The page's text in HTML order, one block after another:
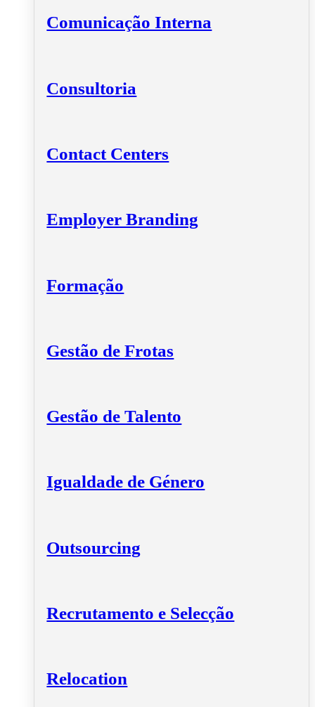
Comunicação Interna
Consultoria
Contact Centers
Employer Branding
Formação
Gestão de Frotas
Gestão de Talento
Igualdade de Género
Outsourcing
Recrutamento e Selecção
Relocation